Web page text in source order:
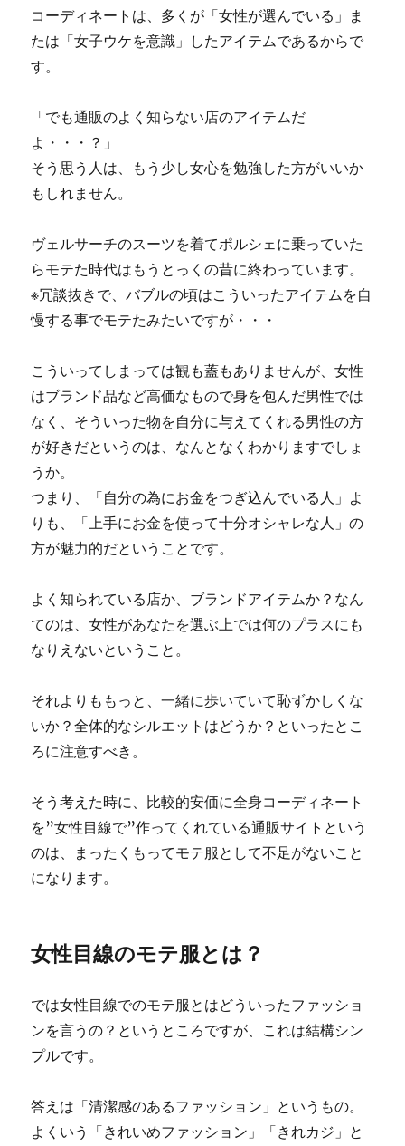
コーディネートは、多くが「女性が選んでいる」ま
たは「女子ウケを意識」したアイテムであるからで
す。
「でも通販のよく知らない店のアイテムだ
よ・・・？」
そう思う人は、もう少し女心を勉強した方がいいか
もしれません。
ヴェルサーチのスーツを着てポルシェに乗っていた
らモテた時代はもうとっくの昔に終わっています。
※冗談抜きで、バブルの頃はこういったアイテムを自
慢する事でモテたみたいですが・・・
こういってしまっては観も蓋もありませんが、女性
はブランド品など高価なもので身を包んだ男性では
なく、そういった物を自分に与えてくれる男性の方
が好きだというのは、なんとなくわかりますでしょ
うか。
つまり、「自分の為にお金をつぎ込んでいる人」よ
りも、「上手にお金を使って十分オシャレな人」の
方が魅力的だということです。
よく知られている店か、ブランドアイテムか？なん
てのは、女性があなたを選ぶ上では何のプラスにも
なりえないということ。
それよりももっと、一緒に歩いていて恥ずかしくな
いか？全体的なシルエットはどうか？といったとこ
ろに注意すべき。
そう考えた時に、比較的安価に全身コーディネート
を”女性目線で”作ってくれている通販サイトという
のは、まったくもってモテ服として不足がないこと
になります。
女性目線のモテ服とは？
では女性目線でのモテ服とはどういったファッショ
ンを言うの？というところですが、これは結構シン
プルです。
答えは「清潔感のあるファッション」というもの。
よくいう「きれいめファッション」「きれカジ」と